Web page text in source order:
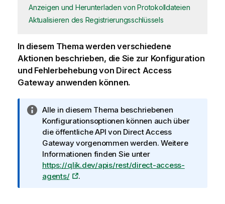
Anzeigen und Herunterladen von Protokolldateien
Aktualisieren des Registrierungsschlüssels
In diesem Thema werden verschiedene
Aktionen beschrieben, die Sie zur Konfiguration
und Fehlerbehebung von Direct Access
Gatewayanwenden können.
I
n
f
o
r
m
a
Alle in diesem Thema beschriebenen
Konfigurationsoptionen können auch über
die öffentliche API von Direct Access
Gatewayvorgenommen werden. Weitere
Informationen finden Sie unter
https://qlik.dev/apis/rest/direct-access-
agents/
.